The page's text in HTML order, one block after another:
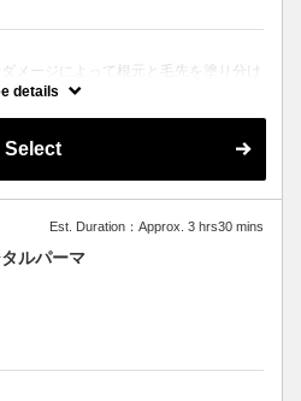
メージによって根元と毛先を塗り分け
必要に応じて前処理トリートメント無
details
Select
Est. Duration：Approx. 3 hrs30 mins
ルパーマ